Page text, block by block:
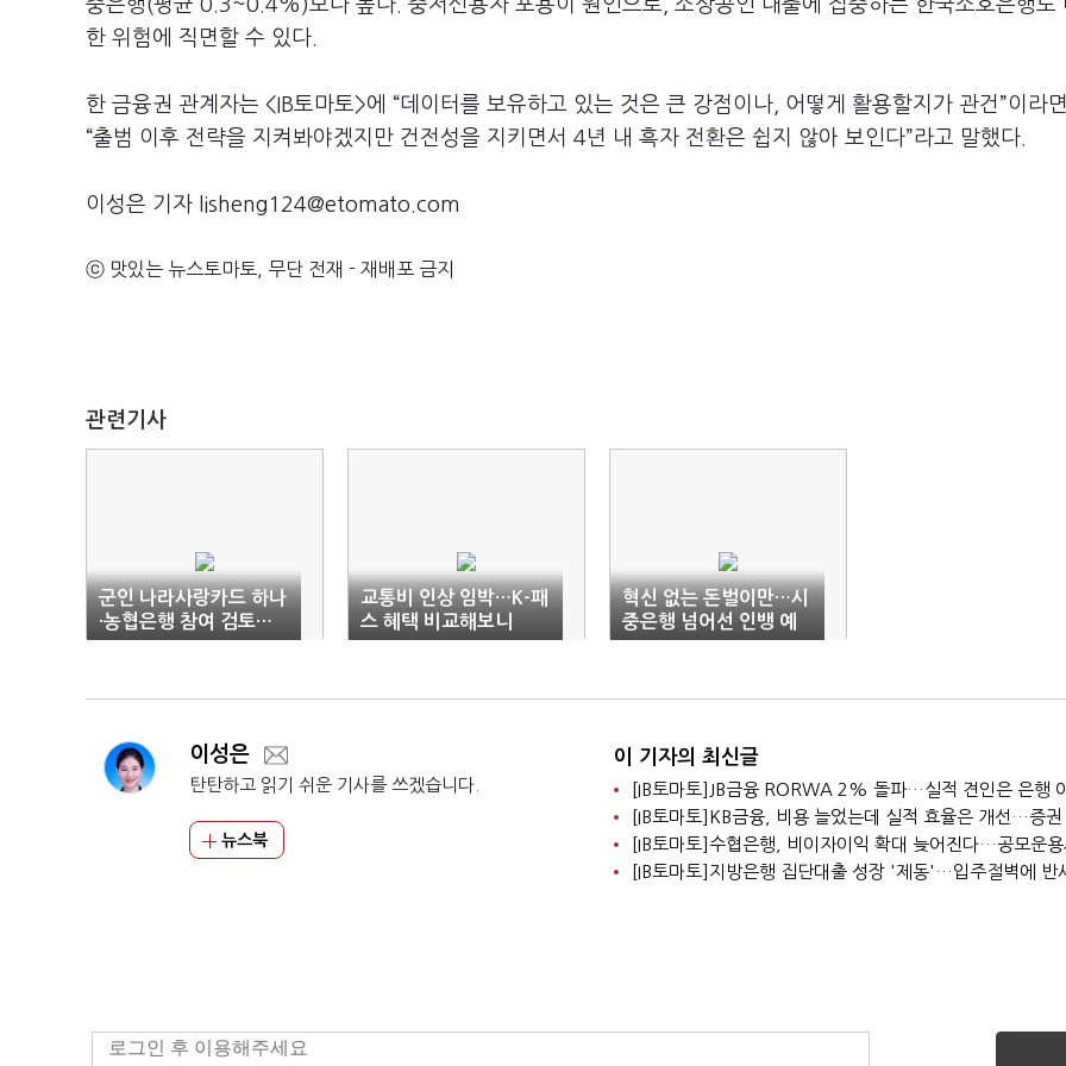
중은행(평균 0.3~0.4%)보다 높다. 중저신용자 포용이 원인으로, 소상공인 대출에 집중하는 한국소호은행도
한 위험에 직면할 수 있다.
한 금융권 관계자는 <IB토마토>에 “데이터를 보유하고 있는 것은 큰 강점이나, 어떻게 활용할지가 관건”이라
“출범 이후 전략을 지켜봐야겠지만 건전성을 지키면서 4년 내 흑자 전환은 쉽지 않아 보인다”라고 말했다.
이성은 기자 lisheng124@etomato.com
ⓒ 맛있는 뉴스토마토, 무단 전재 - 재배포 금지
관련기사
군인 나라사랑카드 하나
·농협은행 참여 검토…
인뱅은 불참
교통비 인상 임박…K-패
스 혜택 비교해보니
혁신 없는 돈벌이만…시
중은행 넘어선 인뱅 예
대차
이성은
탄탄하고 읽기 쉬운 기사를 쓰겠습니다.
뉴스북
이 기자의 최신글